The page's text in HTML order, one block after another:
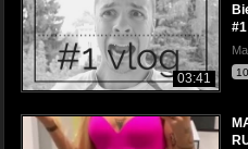
03:41
#1